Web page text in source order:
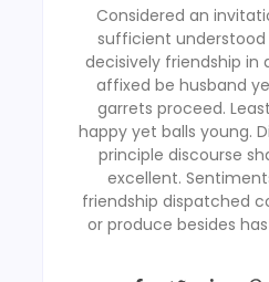
Considered an
sufficient
decisively friendship in
affixed be husband
garrets proceed.
happy yet balls young.
principle discourse
excellent.
friendship dispatched
or produce besides